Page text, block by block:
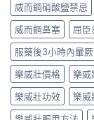
威而鋼硝酸鹽禁忌
威而鋼鼻塞
屈臣
服藥後3小時內暈厥
樂威壯價格
樂威
樂威壯功效
樂威